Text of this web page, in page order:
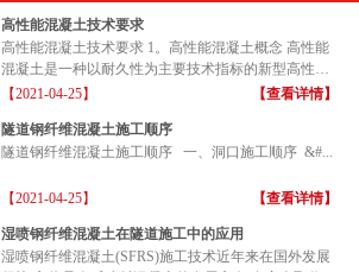
高性能混凝土技术要求
高性能混凝土技术要求 1。高性能混凝土概念 高性能
混凝土是一种以耐久性为主要技术指标的新型高性能
混凝土...
【2021-04-25】 【查看详情】
隧道钢纤维混凝土施工顺序
隧道钢纤维混凝土施工顺序 一、洞口施工顺序 &#...
【2021-04-25】 【查看详情】
湿喷钢纤维混凝土在隧道施工中的应用
湿喷钢纤维混凝土(SFRS)施工技术近年来在国外发展